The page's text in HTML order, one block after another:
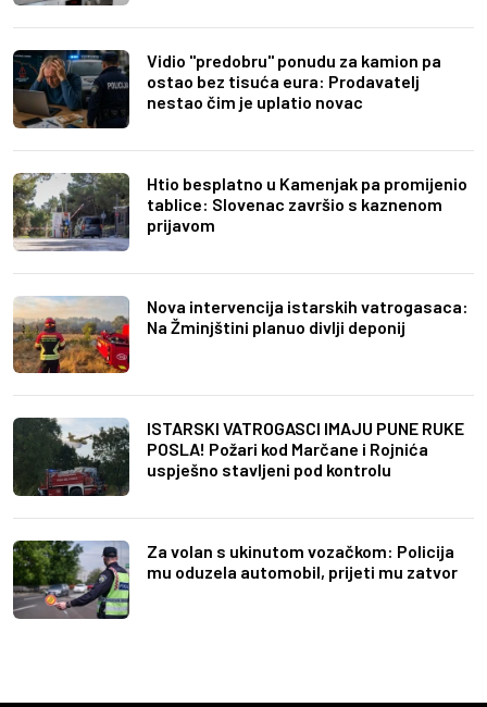
Vidio "predobru" ponudu za kamion pa
ostao bez tisuća eura: Prodavatelj
nestao čim je uplatio novac
Htio besplatno u Kamenjak pa promijenio
tablice: Slovenac završio s kaznenom
prijavom
Nova intervencija istarskih vatrogasaca:
Na Žminjštini planuo divlji deponij
ISTARSKI VATROGASCI IMAJU PUNE RUKE
POSLA! Požari kod Marčane i Rojnića
uspješno stavljeni pod kontrolu
Za volan s ukinutom vozačkom: Policija
mu oduzela automobil, prijeti mu zatvor